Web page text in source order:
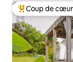
Coups de cœur
Coup de